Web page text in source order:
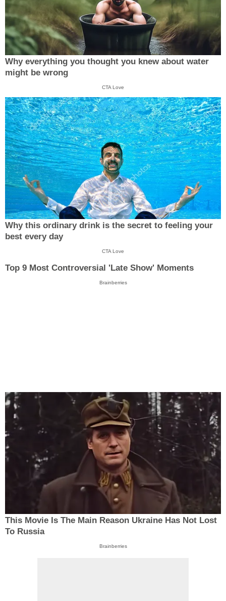
Why everything you thought you knew about water
might be wrong
CTA Love
Why this ordinary drink is the secret to feeling your
best every day
CTA Love
Top 9 Most Controversial 'Late Show' Moments
Brainberries
This Movie Is The Main Reason Ukraine Has Not Lost
To Russia
Brainberries